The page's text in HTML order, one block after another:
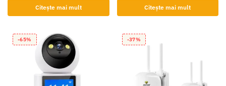
a
fost:
este:
Citește mai mult
a
fost:
este:
Citește mai mult
-65% -37%